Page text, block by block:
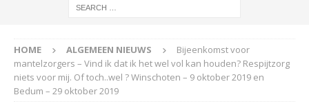
HOME ALGEMEEN NIEUWS
Bijeenkomst voor
mantelzorgers – Vind ik dat ik het wel vol kan houden? Respijtzorg
niets voor mij. Of toch..wel ? Winschoten – 9 oktober 2019 en
Bedum – 29 oktober 2019